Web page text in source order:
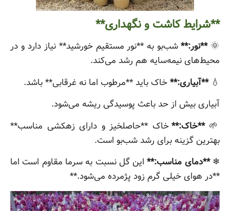
**شرایط کاشت و نگهداری**
🌞 **نور:**شب‌بو به **نور مستقیم خورشید** نیاز دارد و در
محیط‌های نیمه‌سایه هم رشد می‌کند.
💧**آبیاری:**خاک باید **مرطوب اما نه غرقابی** باشد.
آبیاری بیش از حد باعث پوسیدگی ریشه می‌شود.
🌱**خاک:**خاک **حاصلخیز و دارای زهکشی مناسب**
بهترین گزینه برای رشد شب‌بو است.
❄**دمای مناسب:**این گل نسبت به سرما مقاوم است اما
**در هوای خیلی گرم زود پژمرده می‌شود.**